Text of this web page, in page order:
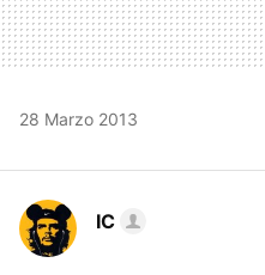
28 Marzo 2013
IC